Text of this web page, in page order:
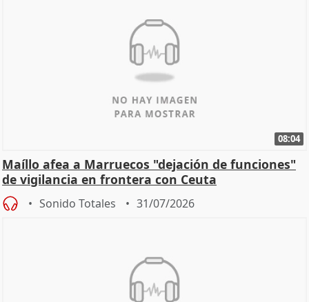
08:04
Maíllo afea a Marruecos "dejación de funciones"
de vigilancia en frontera con Ceuta
Sonido Totales 31/07/2026